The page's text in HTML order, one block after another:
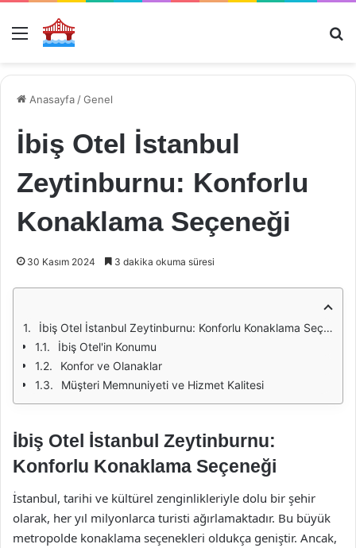
Menü
Anasayfa /Genel
İbiş Otel İstanbul
Zeytinburnu: Konforlu
Konaklama Seçeneği
30 Kasım 2024 3 dakika okuma süresi
İbiş Otel İstanbul Zeytinburnu: Konforlu Konaklama Seçeneği
İbiş Otel'in Konumu
Konfor ve Olanaklar
Müşteri Memnuniyeti ve Hizmet Kalitesi
İbiş Otel İstanbul Zeytinburnu:
Konforlu Konaklama Seçeneği
İstanbul, tarihi ve kültürel zenginlikleriyle dolu bir şehir
olarak, her yıl milyonlarca turisti ağırlamaktadır. Bu büyük
metropolde konaklama seçenekleri oldukça geniştir. Ancak,